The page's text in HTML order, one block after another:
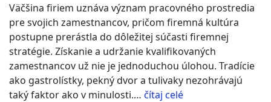
Väčšina firiem uznáva význam pracovného prostredia
pre svojich zamestnancov, pričom firemná kultúra
postupne prerástla do dôležitej súčasti firemnej
stratégie. Získanie a udržanie kvalifikovaných
zamestnancov už nie je jednoduchou úlohou. Tradície
ako gastrolístky, pekný dvor a tulivaky nezohrávajú
taký faktor ako v minulosti.… čítaj celé“Čo